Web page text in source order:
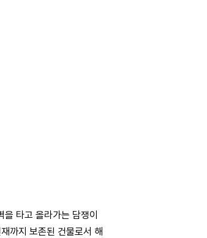
타고 올라가는 담쟁이
까지 보존된 건물로서 해